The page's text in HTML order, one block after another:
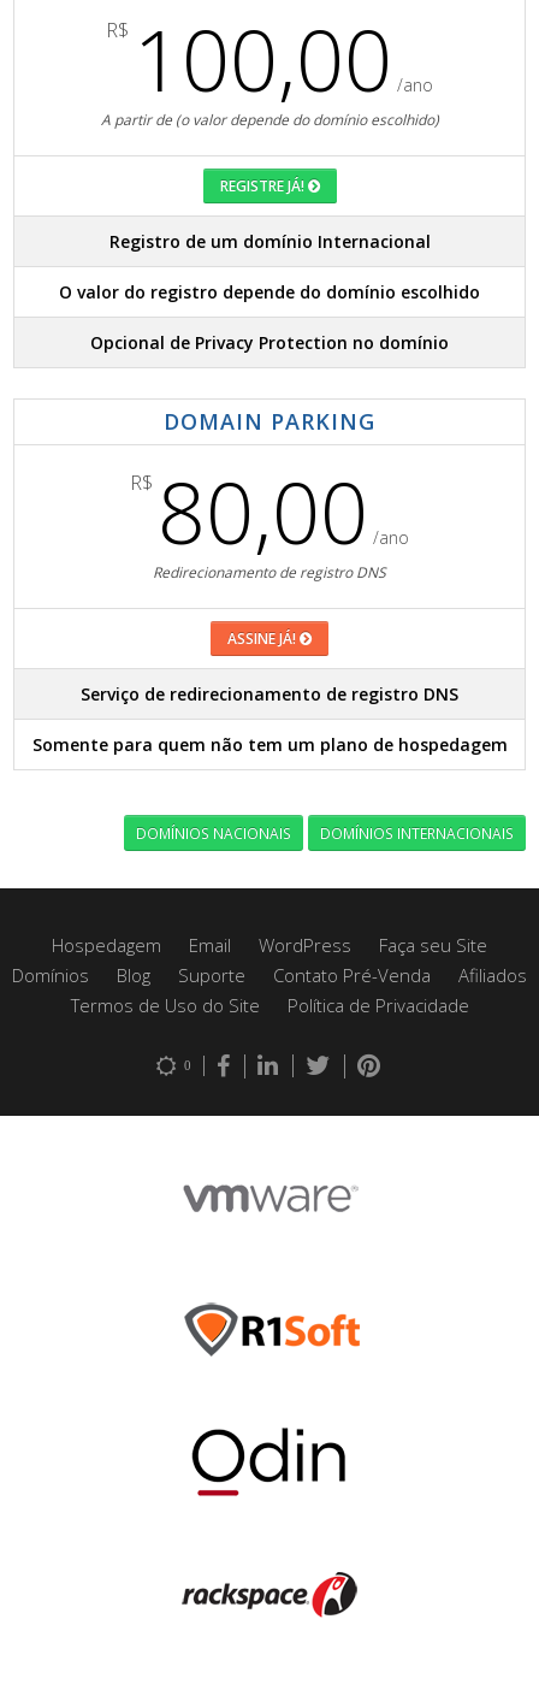
R$ 100,00 /ano
A partir de (o valor depende do domínio escolhido)
REGISTRE JÁ!
Registro de um domínio Internacional
O valor do registro depende do domínio escolhido
Opcional de Privacy Protection no domínio
DOMAIN PARKING
R$ 80,00 /ano
Redirecionamento de registro DNS
ASSINE JÁ!
Serviço de redirecionamento de registro DNS
Somente para quem não tem um plano de hospedagem
DOMÍNIOS NACIONAIS DOMÍNIOS INTERNACIONAIS
Hospedagem Email WordPress
Faça seu Site
Domínios
Blog Suporte Contato Pré-Venda
Afiliados
Termos de Uso do Site
Política de Privacidade
0